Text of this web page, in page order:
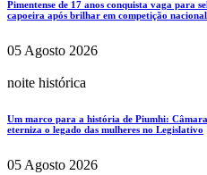
Pimentense de 17 anos conquista vaga para
capoeira após brilhar em competição nacional
05 Agosto 2026
noite histórica
Um marco para a história de Piumhi:
eterniza o legado das mulheres no Legislativo
05 Agosto 2026